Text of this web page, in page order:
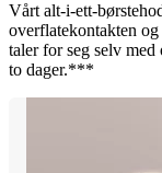
Vårt alt-i-ett-
overflatekontakten
taler for seg selv
to dager.***